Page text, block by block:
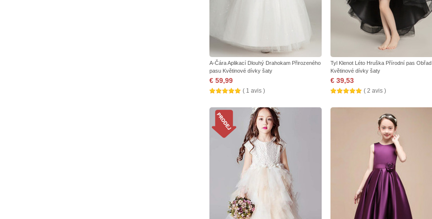
A-Čára Aplikací Dlouhý Drahokam Přirozeného
pasu Květinové dívky šaty
€ 59,99
( 1 avis )
Tyl Klenot Léto Hruška Přírodní pas Obřad
Květinové dívky šaty
€ 39,53
( 2 avis )